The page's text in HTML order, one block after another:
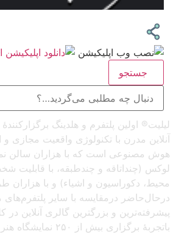
جستجو
لیلیت® اولین پلتفرم و هلدینگ
آنلاین مدرن با تکنولوژی واقعیت مجازی و
هوش مصنوعی است که با هزاران سالن
لوکس (چنداتاقه و چندطبقه، با قابلیت
محیط، دکوراسیون و اشیاء) و با هزاران
درحال‌حاضر درمقایسه با سایر پلتفرم‌های
پیشرفته‌ترین و بزرگترین گالری آنلاین
باتجربهٔ برگزاری بیش از